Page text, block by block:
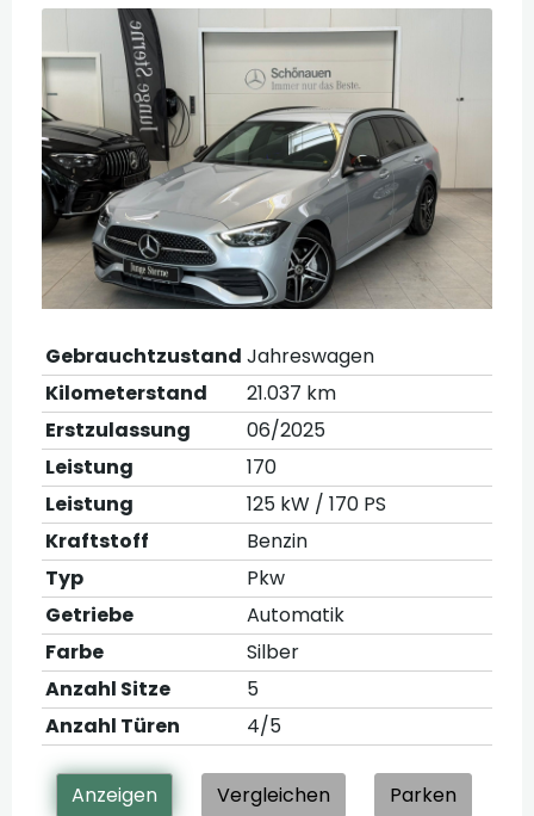
Gebrauchtzustand Jahreswagen
Kilometerstand
21.037 km
Erstzulassung
06/2025
Leistung
170
Leistung
125 kW / 170 PS
Kraftstoff
Benzin
Typ
Pkw
Getriebe
Automatik
Farbe
Silber
Anzahl Sitze
5
Anzahl Türen
4/5
Anzeigen Vergleichen Parken